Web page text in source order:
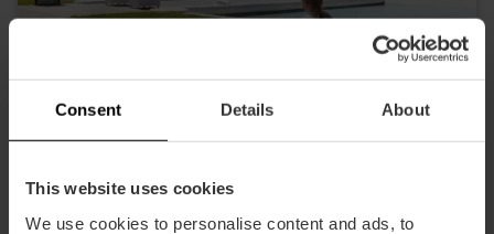
Consent Details About
This website uses cookies
We use cookies to personalise content and ads, to
Entradas a todo el complejo de la Ciudad